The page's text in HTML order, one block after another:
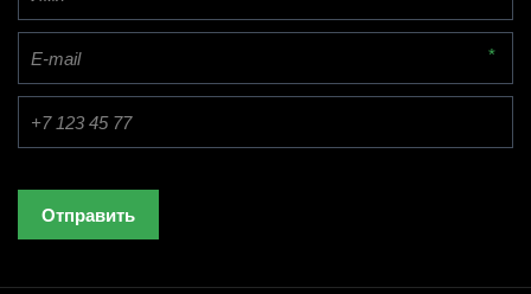
*
Отправить